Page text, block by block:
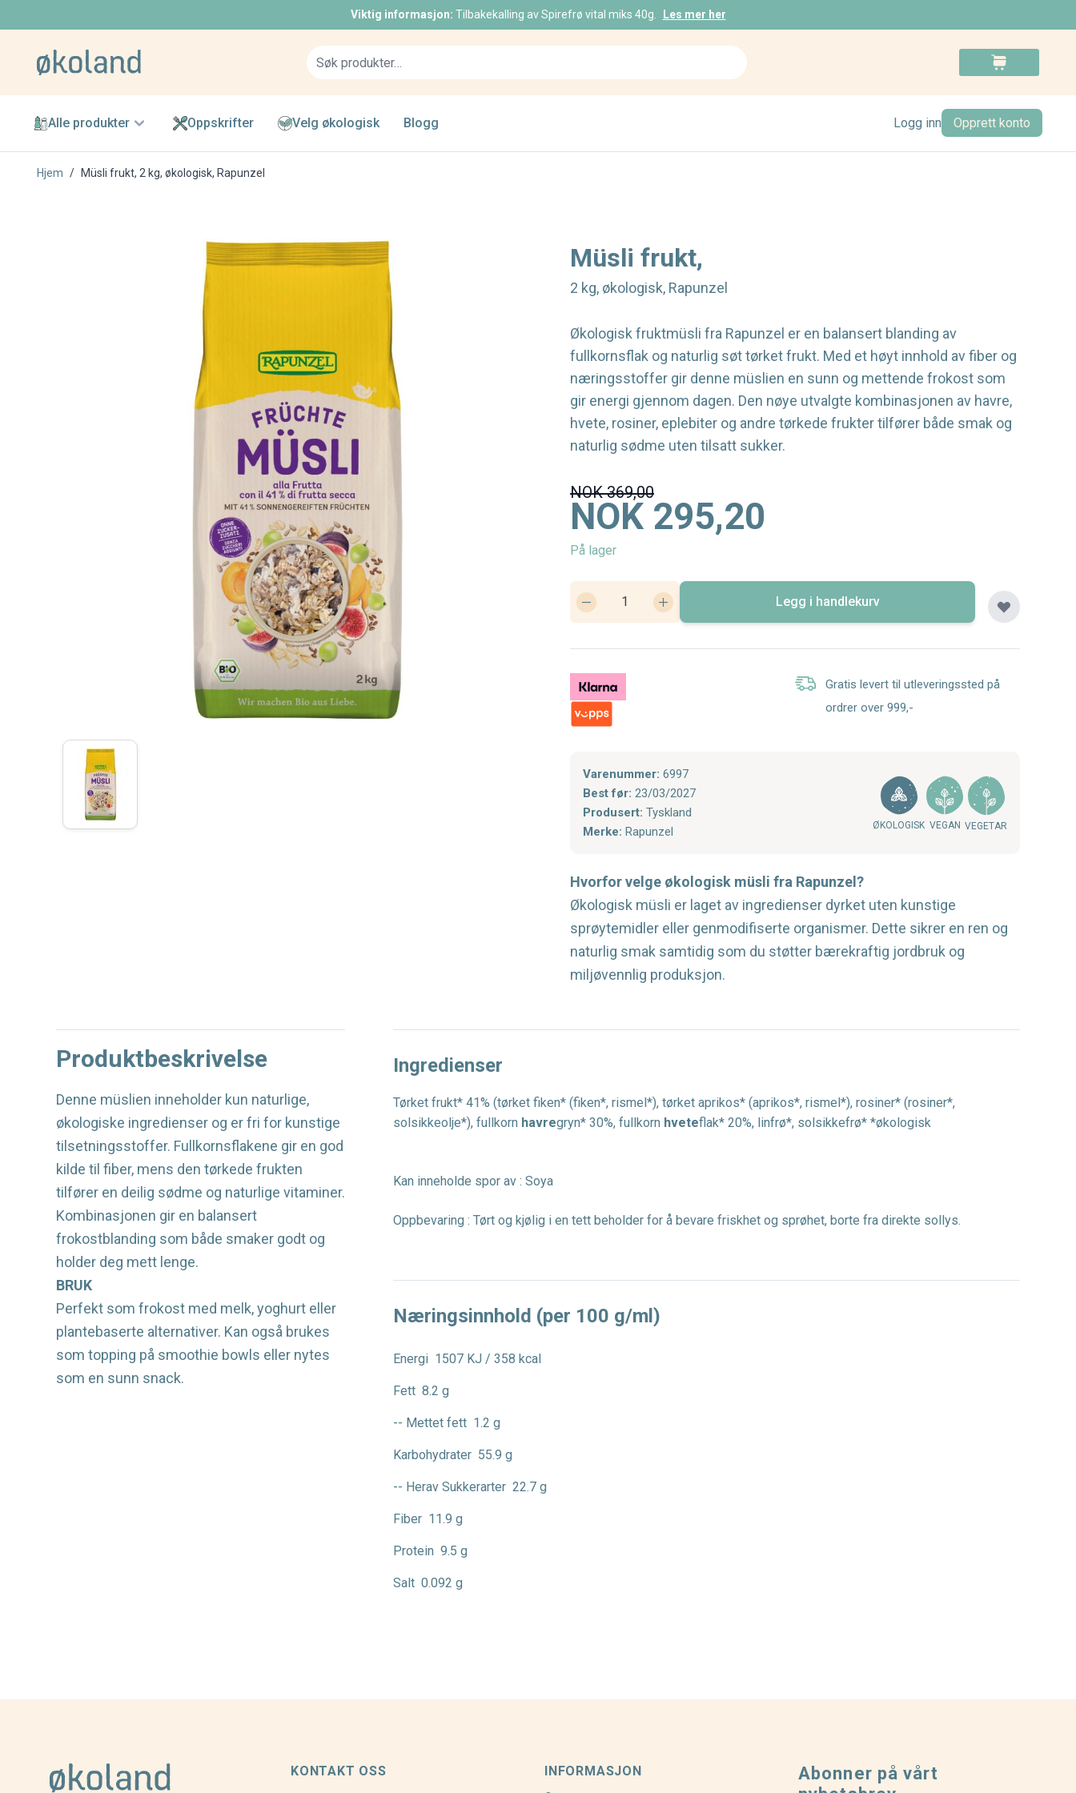
Viktig informasjon: Tilbakekalling av Spirefrø vital miks 40g. Les mer her
Alle produkter Oppskrifter Velg økologisk Blogg Logg inn Opprett konto
Hjem / Müsli frukt, 2 kg, økologisk, Rapunzel
Müsli frukt,
2 kg, økologisk, Rapunzel
Økologisk fruktmüsli fra Rapunzel er en balansert blanding av
fullkornsflak og naturlig søt tørket frukt. Med et høyt innhold av fiber og
næringsstoffer gir denne müslien en sunn og mettende frokost som
gir energi gjennom dagen. Den nøye utvalgte kombinasjonen av havre,
hvete, rosiner, eplebiter og andre tørkede frukter tilfører både smak og
naturlig sødme uten tilsatt sukker.
NOK 369,00
NOK 295,20
På lager
Legg i handlekurv
Gratis levert til utleveringssted på
ordrer over 999,-
Varenummer: 6997
Best før: 23/03/2027
Produsert: Tyskland
Merke: Rapunzel ØKOLOGISK VEGAN VEGETAR
Hvorfor velge økologisk müsli fra Rapunzel?
Økologisk müsli er laget av ingredienser dyrket uten kunstige
sprøytemidler eller genmodifiserte organismer. Dette sikrer en ren og
naturlig smak samtidig som du støtter bærekraftig jordbruk og
miljøvennlig produksjon.
Produktbeskrivelse
Denne müslien inneholder kun naturlige,
økologiske ingredienser og er fri for kunstige
tilsetningsstoffer. Fullkornsflakene gir en god
kilde til fiber, mens den tørkede frukten
tilfører en deilig sødme og naturlige vitaminer.
Kombinasjonen gir en balansert
frokostblanding som både smaker godt og
holder deg mett lenge.
BRUK
Perfekt som frokost med melk, yoghurt eller
plantebaserte alternativer. Kan også brukes
som topping på smoothie bowls eller nytes
som en sunn snack.
Ingredienser
Tørket frukt* 41% (tørket fiken* (fiken*, rismel*), tørket aprikos* (aprikos*, rismel*), rosiner* (rosiner*,
solsikkeolje*), fullkorn havregryn* 30%, fullkorn hveteflak* 20%, linfrø*, solsikkefrø* *økologisk
Kan inneholde spor av : Soya
Oppbevaring : Tørt og kjølig i en tett beholder for å bevare friskhet og sprøhet, borte fra direkte sollys.
Næringsinnhold (per 100 g/ml)
Energi 1507 KJ / 358 kcal
Fett 8.2 g
-- Mettet fett 1.2 g
Karbohydrater 55.9 g
-- Herav Sukkerarter 22.7 g
Fiber 11.9 g
Protein 9.5 g
Salt 0.092 g
KONTAKT OSS INFORMASJON
Abonner på vårt